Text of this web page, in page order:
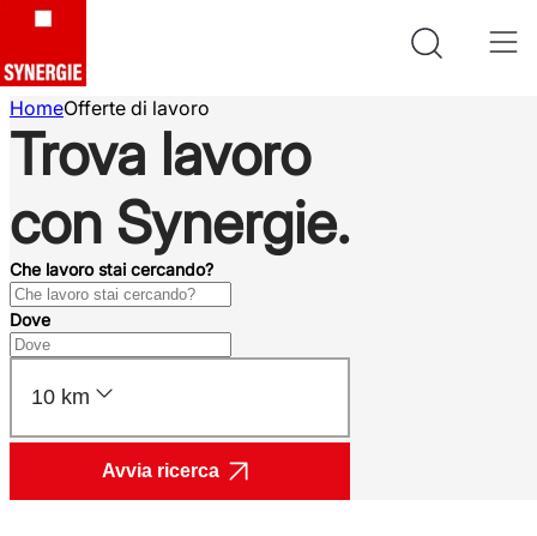
HomeOfferte di lavoro
Trova lavoro
con Synergie.
Che lavoro stai cercando?
Dove
10 km
Avvia ricerca